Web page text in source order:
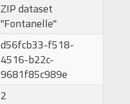
ZIP dataset
"Fontanelle"
d56fcb33-f518-
4516-b22c-
9681f85c989e
2